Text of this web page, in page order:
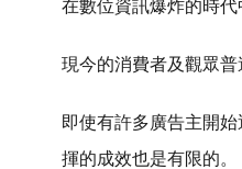
在數位資訊爆炸的時代
現今的消費者及觀眾
即使有許多廣告主開
揮的成效也是有限的。